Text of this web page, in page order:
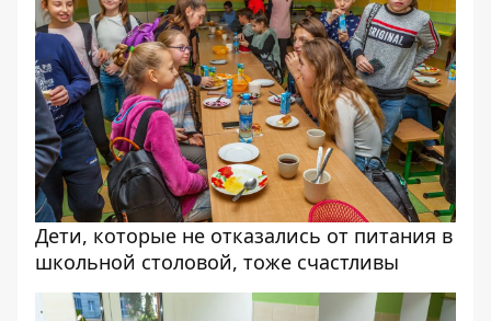
Дети, которые не отказались от питания в
школьной столовой, тоже счастливы